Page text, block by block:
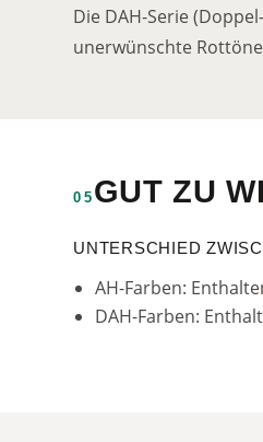
Die DAH-Serie
unerwünschte
05 GUT ZU
UNTERSCHIED
AH-Farben:
DAH-Farben: